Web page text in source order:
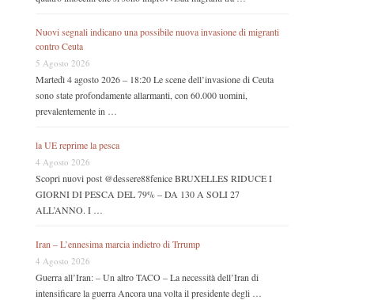
Nuovi segnali indicano una possibile nuova invasione di migranti
contro Ceuta
5 Agosto 2026
Martedì 4 agosto 2026 – 18:20 Le scene dell’invasione di Ceuta
sono state profondamente allarmanti, con 60.000 uomini,
prevalentemente in …
la UE reprime la pesca
4 Agosto 2026
Scopri nuovi post @dessere88fenice BRUXELLES RIDUCE I
GIORNI DI PESCA DEL 79% – DA 130 A SOLI 27
ALL’ANNO. I …
Iran – L’ennesima marcia indietro di Trrump
4 Agosto 2026
Guerra all’Iran: – Un altro TACO – La necessità dell’Iran di
intensificare la guerra Ancora una volta il presidente degli …